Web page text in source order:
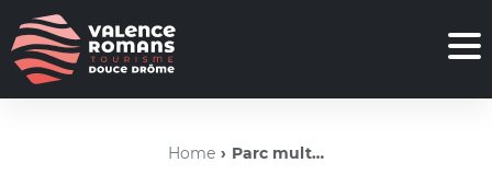
Home Parc multi-activités Alice Milliat